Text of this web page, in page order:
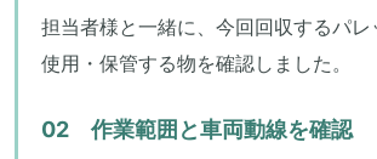
担当者様と一緒に、今回回収するパレ
使用・保管する物を確認しました。
02 作業範囲と車両動線を確認